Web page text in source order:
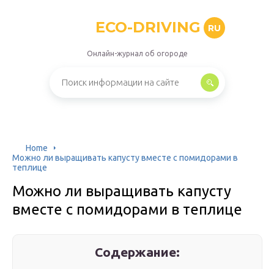
ECO-DRIVING RU
Онлайн-журнал об огороде
Home
Можно ли выращивать капусту вместе с помидорами в
теплице
Можно ли выращивать капусту
вместе с помидорами в теплице
Содержание: